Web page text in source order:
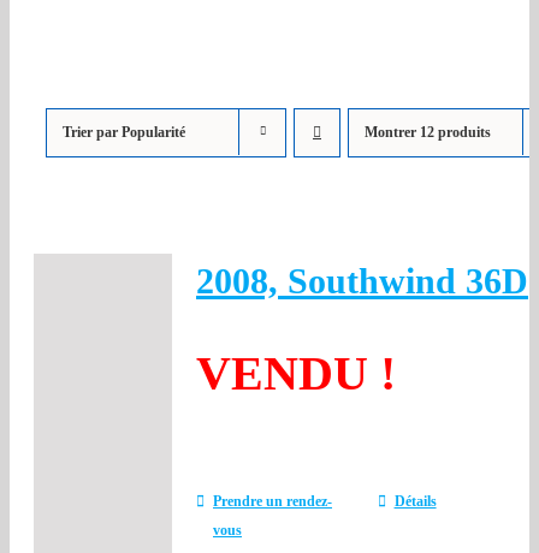
Trier par Popularité Montrer 12 produits
2008, Southwind 36D
VENDU !
Prendre un rendez-
vous
Détails